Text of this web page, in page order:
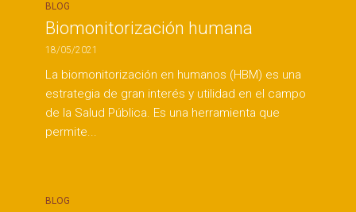
BLOG
Biomonitorización humana
18/05/2021
La biomonitorización en humanos (HBM) es una
estrategia de gran interés y utilidad en el campo
de la Salud Pública. Es una herramienta que
permite...
BLOG